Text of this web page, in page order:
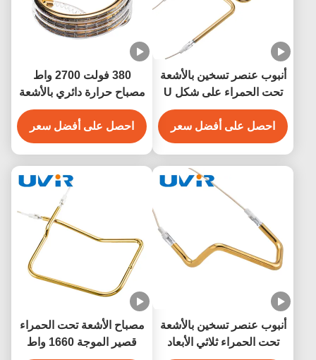
عنصر تسخين بالأشعة
تحت الحمراء على شكل U
بالذهب 910 واط
على أفضل سعر
380 فولت 2700 واط
مصباح حرارة دائري بالأشعة
تحت الحمراء مطلي بالذهب
احصل على أفضل سعر
عنصر تسخين بالأشعة
الحمراء ثلاثي الأبعاد
مصباح الأشعة تحت الحمراء
قصير الموجة 1660 واط